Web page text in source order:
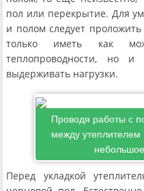
пол или перекрытие. Для
и полом следует
только иметь как
теплопроводности, но и
выдерживать нагрузки.
Проводя работы с
между
небольшое
Перед укладкой